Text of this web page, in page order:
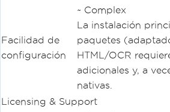
Facilidad de
configuración
~ Complex
La instalación
paquetes
HTML/OCR
adicionales y, a
nativas.
Licensing & Support